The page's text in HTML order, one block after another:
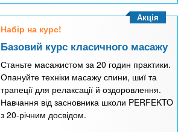
Набір на курс!
Базовий курс класичного масажу
Станьте масажистом за 20 годин практики.
Опануйте техніки масажу спини, шиї та
трапеції для релаксації й оздоровлення.
Навчання від засновника школи PERFEKTO
з 20-річним досвідом.
Акція